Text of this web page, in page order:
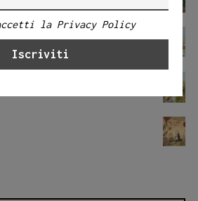
accetti la Privacy Policy